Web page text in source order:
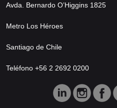
Avda. Bernardo O’Higgins 1825
Metro Los Héroes
Santiago de Chile
Teléfono +56 2 2692 0200